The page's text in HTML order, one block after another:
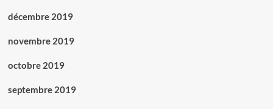
décembre 2019
novembre 2019
octobre 2019
septembre 2019